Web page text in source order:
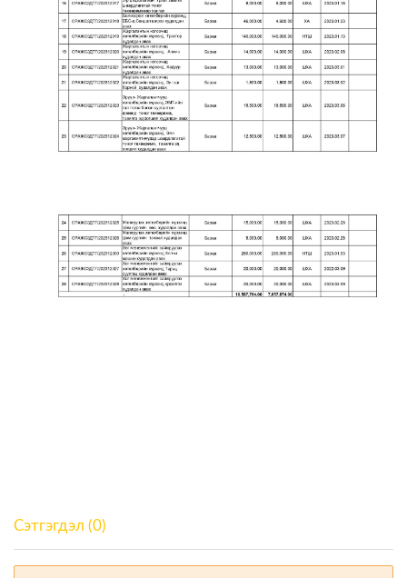
Сэтгэгдэл (0)